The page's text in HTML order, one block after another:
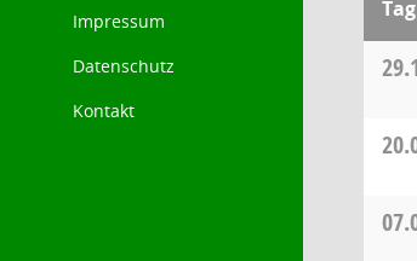
Impressum
Datenschutz
Kontakt
Tag